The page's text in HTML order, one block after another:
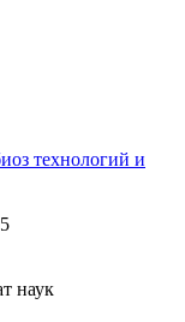
наук